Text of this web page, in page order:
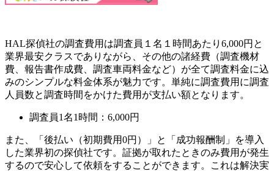
HAL探偵社の調査費用は調査員１名１時間あたり6,000円と
業界最安クラスでありながら、その他の諸経費（調査機材
費、報告書作成費、調査車両料金など）が全て調査料金に込
みのシンプルな料金体系が魅力です。単純に調査費用に調査
人員数と調査時間をかけた費用が支払い額となります。
調査員1名1時間： 6,000円
また、 「後払い（初期費用0円）」 と 「成功報酬制」
を導入
した業界初の探偵社です。証拠が取れたときのみ費用が発生
するので安心して依頼をすることができます。これは解決実